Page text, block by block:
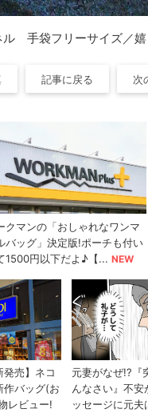
手袋フリーサイズ／
記事に戻る 次